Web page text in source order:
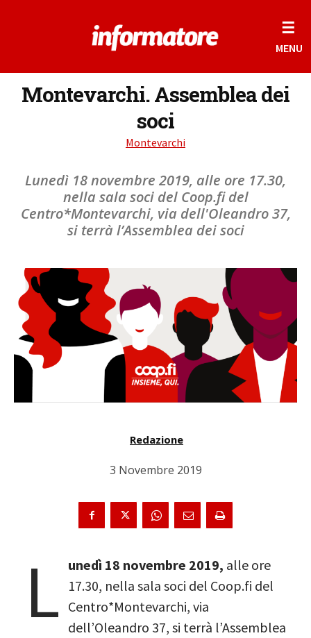
☰
MENU
Montevarchi. Assemblea dei
soci
Montevarchi
Lunedì 18 novembre 2019, alle ore 17.30,
nella sala soci del Coop.fi del
Centro*Montevarchi, via dell'Oleandro 37,
si terrà l’Assemblea dei soci
Redazione
3 Novembre 2019
L unedì 18 novembre 2019, alle ore
17.30, nella sala soci del Coop.fi del
Centro*Montevarchi, via
dell’Oleandro 37, si terrà l’Assemblea